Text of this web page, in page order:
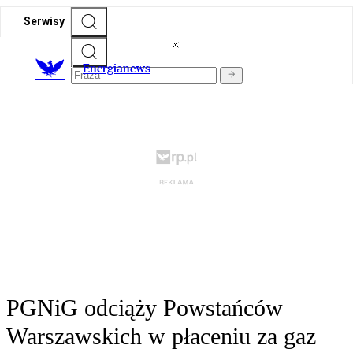
Serwisy
Energianews
PGNiG odciąży Powstańców
Warszawskich w płaceniu za gaz